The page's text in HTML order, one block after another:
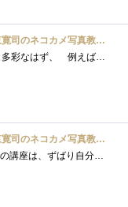
ネコカメ写真教室パート2
★皆さん各自、趣味/興味も多彩なはず、 例えば星座、ペット、城などの歴史的建造物、アンティーク、 各種スポーツ、旅行の思い出、レシピ�...
ネコカメ写真教室パート2
第2弾上級編です♪さて今回の講座は、ずばり自分だけのフォトブック作りです♪まず、撮影した写真からお気に入りの写真を選びレイアウトなど�...